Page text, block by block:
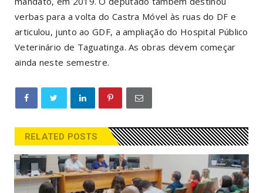
verbas para a volta do Castra Móvel às ruas do DF e
articulou, junto ao GDF, a ampliação do Hospital Público
Veterinário de Taguatinga. As obras devem começar
ainda neste semestre.
RELATED POSTS